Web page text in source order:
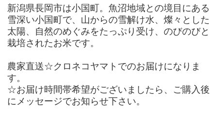
新潟県長岡市は小国町。魚沼地域との境目にある
雪深い小国町で、山からの雪解け水、燦々とした
太陽、自然のめぐみをたっぷり受け、のびのびと
栽培されたお米です。
農家直送☆クロネコヤマトでのお届けになりま
す。
☆お届け時間帯希望がございましたら、ご購入後
にメッセージでお知らせ下さい。